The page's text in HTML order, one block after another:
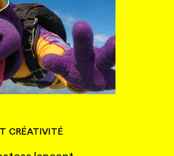
CRÉATIVITÉ